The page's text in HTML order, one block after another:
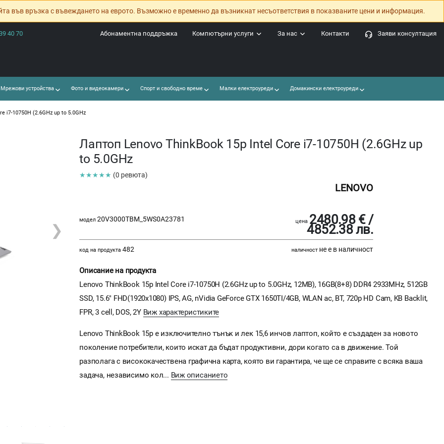
във връзка с въвеждането на еврото. Възможно е временно да възникнат несъответствия в показваните цени и информация.
40 70 Заяви консултация
Контакти
За нас
Компютърни услуги
Абонаментна поддръжка
устройства Фото и видеокамери Спорт и свободно време Малки електроуреди Домакински електроуреди
i7-10750H (2.6GHz up to 5.0GHz
❯
Лаптоп Lenovo ThinkBook 15p Intel Core i7-10750H (2.6GHz up
to 5.0GHz
★★★★★ (0 ревюта)
LENOVO
модел 20V3000TBM_5WS0A23781 цена 2480.98 € /
4852.38 лв.
код на продукта 482 наличност не е в наличност
Описание на продукта
Lenovo ThinkBook 15p Intel Core i7-10750H (2.6GHz up to 5.0GHz, 12MB), 16GB(8+8) DDR4 2933MHz, 512GB
SSD, 15.6" FHD(1920x1080) IPS, AG, nVidia GeForce GTX 1650TI/4GB, WLAN ac, BT, 720p HD Cam, KB Backlit,
FPR, 3 cell, DOS, 2Y Виж характеристиките
Lenovo ThinkBook 15p е изключително тънък и лек 15,6 инчов лаптоп, който е създаден за новото
поколение потребители, които искат да бъдат продуктивни, дори когато са в движение. Той
разполага с висококачествена графична карта, която ви гарантира, че ще се справите с всяка ваша
задача, независимо кол... Виж описанието